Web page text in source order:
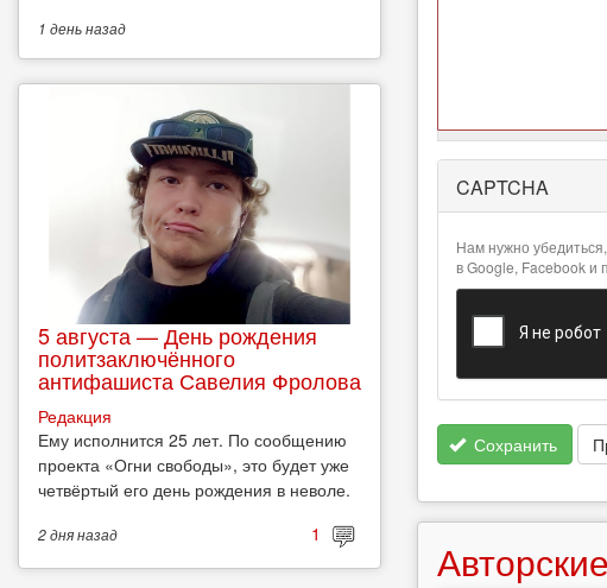
информация
CAPTCHA
Нам нужно
в Google, Facebook и
Сохранить
1 деньназад
5 августа — День рождения
политзаключённого
антифашиста Савелия Фролова
Редакция
Ему исполнится 25 лет. По сообщению
проекта «Огни свободы», это будет уже
четвёртый его день рождения в неволе.
2 дняназад 1